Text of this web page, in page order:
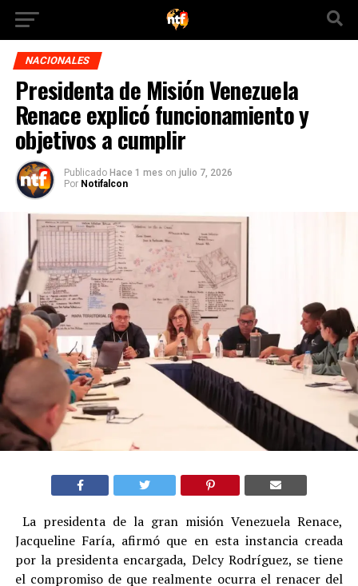
NACIONALES
Presidenta de Misión Venezuela
Renace explicó funcionamiento y
objetivos a cumplir
Publicado Hace 1 mes on julio 7, 2026
Por Notifalcon
La presidenta de la gran misión Venezuela Renace,
Jacqueline Faría, afirmó que en esta instancia creada
por la presidenta encargada, Delcy Rodríguez, se tiene
el compromiso de que realmente ocurra el renacer del